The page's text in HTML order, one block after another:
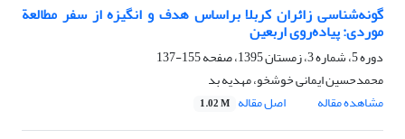
گونه‌شناسی زائران کربلا بر‌اساس هدف و انگیزه از سفر مطالعة
موردی: پیاده‌روی اربعین
دوره 5، شماره 3، زمستان 1395، صفحه
155-137
محمدحسین ایمانی خوشخو، مهدیه بد
مشاهده مقاله
اصل مقاله 1.02 M